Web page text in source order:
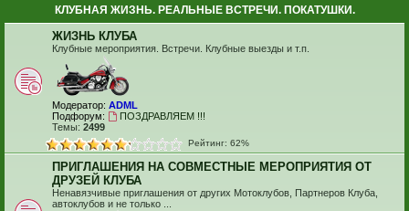
КЛУБНАЯ ЖИЗНЬ. РЕАЛЬНЫЕ ВСТРЕЧИ. ПОКАТУШКИ.
ЖИЗНЬ КЛУБА
Клубные мероприятия. Встречи. Клубные выезды и т.п.
Модератор: ADML
Подфорум:
ПОЗДРАВЛЯЕМ !!!
Темы: 2499
Рейтинг: 62%
ПРИГЛАШЕНИЯ НА СОВМЕСТНЫЕ МЕРОПРИЯТИЯ ОТ
ДРУЗЕЙ КЛУБА
Ненавязчивые приглашения от других Мотоклубов, Партнеров Клуба,
автоклубов и не только ...